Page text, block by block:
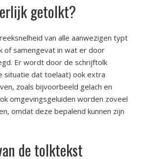
getolkt?
van alle aanwezigen typt
of samengevat in wat er door
Er wordt door de schrijftolk
situatie dat toelaat) ook extra
zoals bijvoorbeeld gelach en
omgevingsgeluiden worden zoveel
omdat deze bepalend kunnen zijn
de tolktekst